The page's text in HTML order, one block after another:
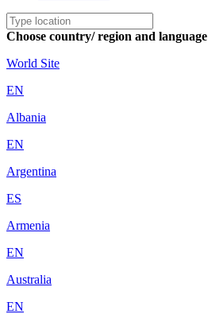
Choose country/ region and language
World Site
EN
Albania
EN
Argentina
ES
Armenia
EN
Australia
EN